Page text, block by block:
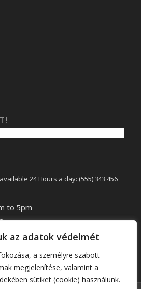
az adatok védelmét
a személyre szabott
megjelenítése, valamint a
sütiket (cookie) használunk.
24 Hours a day: (555) 343 456
to 5pm